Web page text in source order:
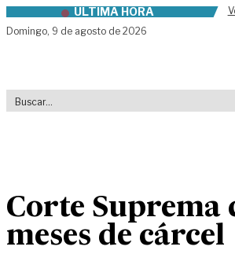
Skip to contentÚLTIMA HORA
Domingo, 9 de agosto de 2026
Corte Suprema
meses de cárcel